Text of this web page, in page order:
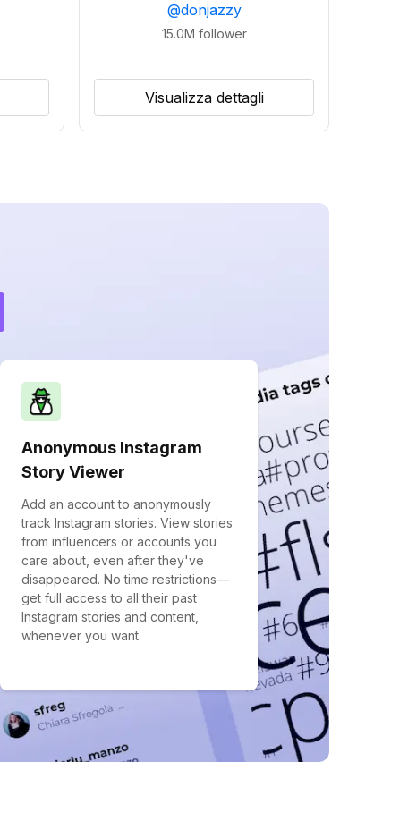
@donjazzy
15.0M follower
Visualizza dettagli
Anonymous Instagram
Story Viewer
Add an account to anonymously
track Instagram stories. View stories
from influencers or accounts you
care about, even after they've
disappeared. No time restrictions—
get full access to all their past
Instagram stories and content,
whenever you want.